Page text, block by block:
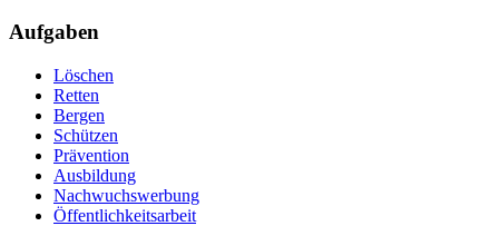
Aufgaben
Löschen
Retten
Bergen
Schützen
Prävention
Ausbildung
Nachwuchswerbung
Öffentlichkeitsarbeit